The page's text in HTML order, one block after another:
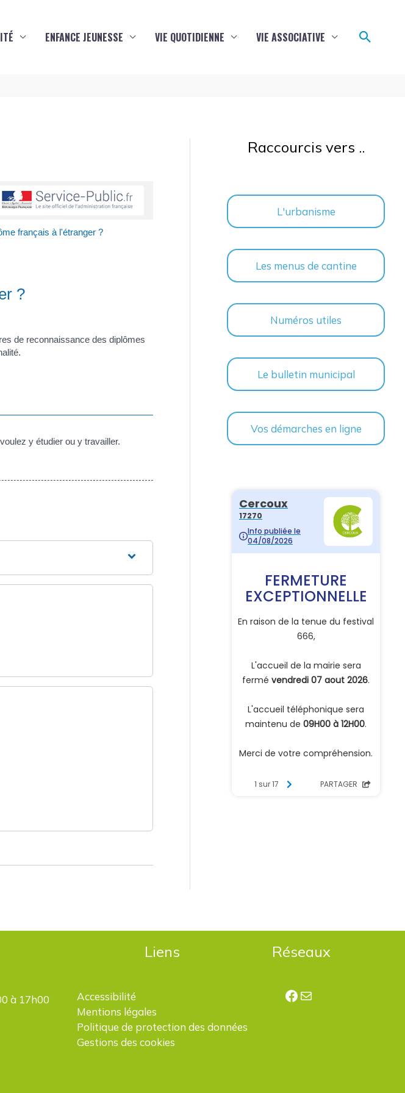
ENFANCE JEUNESSE VIE QUOTIDIENNE VIE ASSOCIATIVE
français à l'étranger ?
?
de reconnaissance des diplômes
y étudier ou y travailler.
Raccourcis vers ..
L'urbanisme
Les menus de cantine
Numéros utiles
Le bulletin municipal
Vos démarches en ligne
à 17h00
Liens
Accessibilité
Mentions légales
Politique de protection des données
Gestions des cookies
Réseaux
Facebook
E-mail